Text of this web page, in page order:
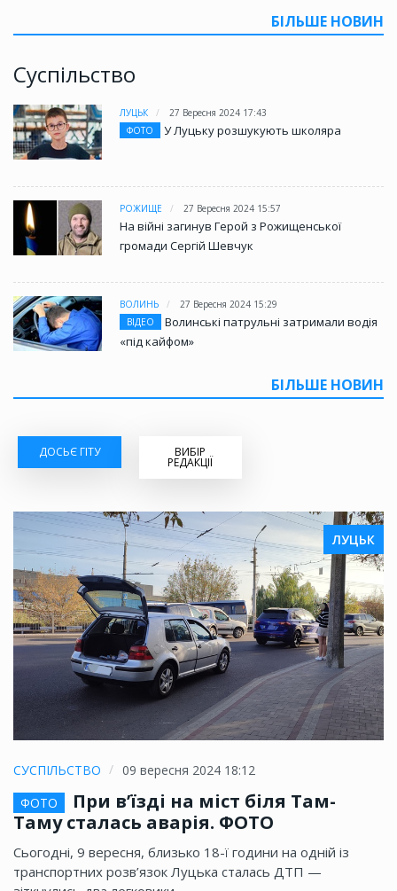
БІЛЬШЕ НОВИН
Суспільство
ЛУЦЬК
27 Вересня 2024 17:43
ФОТО
У Луцьку розшукують школяра
РОЖИЩЕ 27 Вересня 2024 15:57
На війні загинув Герой з Рожищенської
громади Сергій Шевчук
ВОЛИНЬ
27 Вересня 2024 15:29
ВІДЕО
Волинські патрульні затримали водія
«під кайфом»
БІЛЬШЕ НОВИН
ДОСЬЄ ГІТУ ВИБІР
РЕДАКЦІЇ
ЛУЦЬК
СУСПІЛЬСТВО
09 вересня 2024 18:12
ФОТО
При в’їзді на міст біля Там-
Таму сталась аварія. ФОТО
Сьогодні, 9 вересня, близько 18-ї години на одній із
транспортних розв’язок Луцька сталась ДТП —